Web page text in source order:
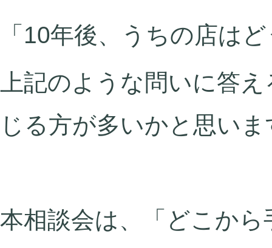
「10年後、うちの店は
上記のような問いに答
じる方が多いかと思いま
本相談会は、「どこか